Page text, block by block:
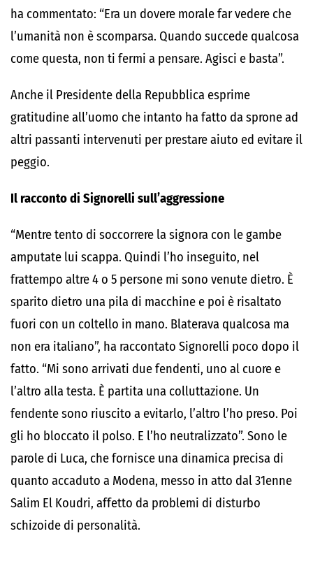
ha commentato: “Era un dovere morale far vedere che
l’umanità non è scomparsa. Quando succede qualcosa
come questa, non ti fermi a pensare. Agisci e basta”.
Anche il Presidente della Repubblica esprime
gratitudine all’uomo che intanto ha fatto da sprone ad
altri passanti intervenuti per prestare aiuto ed evitare il
peggio.
Il racconto di Signorelli sull’aggressione
“Mentre tento di soccorrere la signora con le gambe
amputate lui scappa. Quindi l’ho inseguito, nel
frattempo altre 4 o 5 persone mi sono venute dietro. È
sparito dietro una pila di macchine e poi è risaltato
fuori con un coltello in mano. Blaterava qualcosa ma
non era italiano”, ha raccontato Signorelli poco dopo il
fatto. “Mi sono arrivati due fendenti, uno al cuore e
l’altro alla testa. È partita una colluttazione. Un
fendente sono riuscito a evitarlo, l’altro l’ho preso. Poi
gli ho bloccato il polso. E l’ho neutralizzato”. Sono le
parole di Luca, che fornisce una dinamica precisa di
quanto accaduto a Modena, messo in atto dal 31enne
Salim El Koudri, affetto da problemi di disturbo
schizoide di personalità.